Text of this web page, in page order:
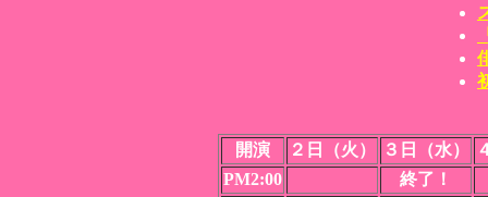
開演 ２日（火） ３日（水）
PM2:00
終了！